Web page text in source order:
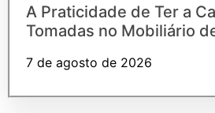
A Praticidade de Ter a
Tomadas no Mobiliário
7 de agosto de 2026